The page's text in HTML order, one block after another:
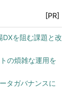
[PR]
を阻む課題と改
の煩雑な運用を
タガバナンスに